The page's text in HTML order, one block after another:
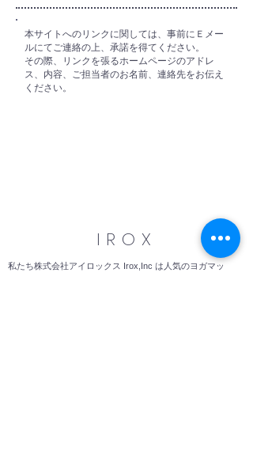
本サイトへのリンクに関しては、事前にＥメー
ルにてご連絡の上、承諾を得てください。
その際、リンクを張るホームページのアドレ
ス、内容、ご担当者のお名前、連絡先をお伝え
ください。
IROX
私たち株式会社アイロックス Irox,Inc は人気のヨガマッ